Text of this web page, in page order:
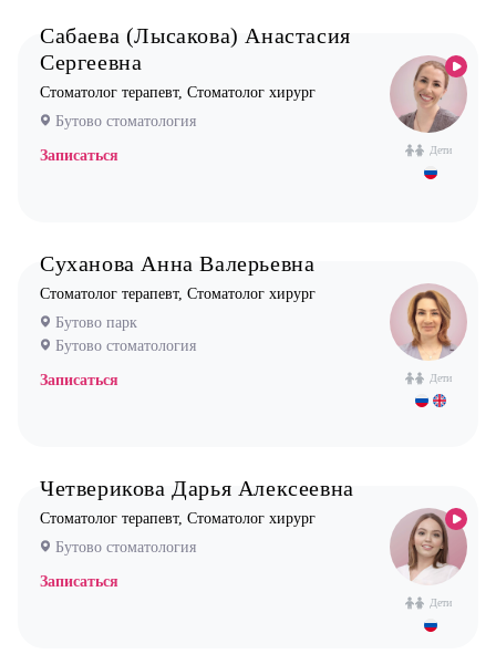
Дети
Сабаева (Лысакова) Анастасия
Сергеевна
Стоматолог терапевт, Стоматолог хирург
Бутово стоматология
Записаться
Дети
Суханова Анна Валерьевна
Стоматолог терапевт, Стоматолог хирург
Бутово парк
Бутово стоматология
Записаться
Дети
Четверикова Дарья Алексеевна
Стоматолог терапевт, Стоматолог хирург
Бутово стоматология
Записаться